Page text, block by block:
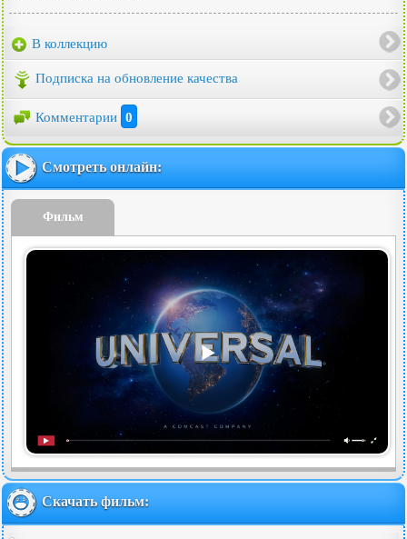
В коллекцию
Подписка на обновление качества
Комментарии 0
Смотреть онлайн:
Фильм
Скачать фильм: